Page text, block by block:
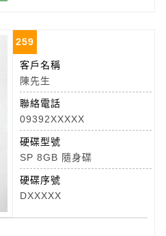
259
客戶名稱
陳先生
聯絡電話
09392XXXXX
硬碟型號
SP 8GB 隨身碟
硬碟序號
DXXXXX